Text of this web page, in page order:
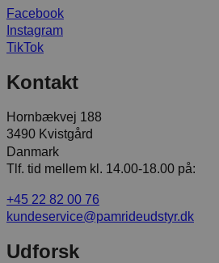
Facebook
Instagram
TikTok
Kontakt
Hornbækvej 188
3490 Kvistgård
Danmark
Tlf. tid mellem kl. 14.00-18.00 på:
+45 22 82 00 76
kundeservice@pamrideudstyr.dk
Udforsk